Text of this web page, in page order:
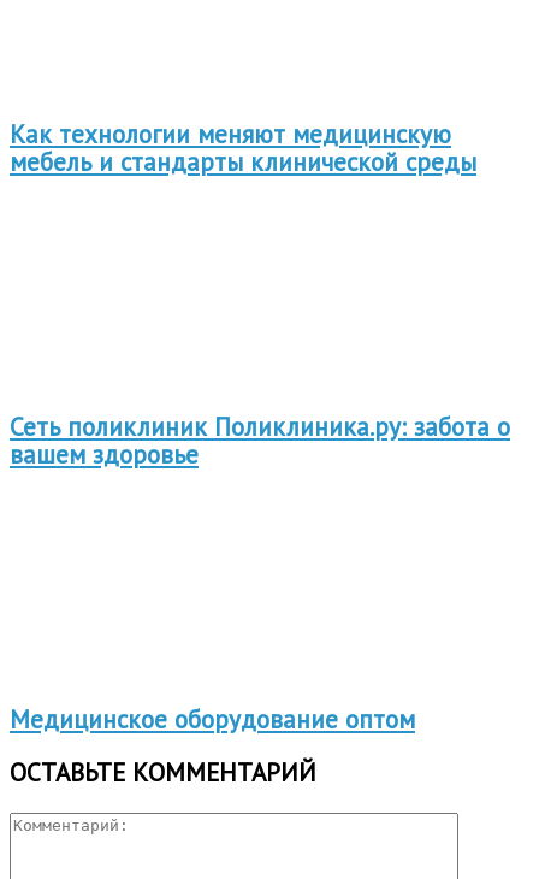
Как технологии меняют медицинскую
мебель и стандарты клинической среды
Сеть поликлиник Поликлиника.ру: забота о
вашем здоровье
Медицинское оборудование оптом
ОСТАВЬТЕ КОММЕНТАРИЙ